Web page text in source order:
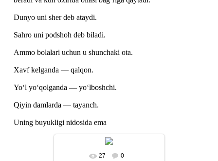
Dunyo uni sher deb ataydi.
Sahro uni podshoh deb biladi.
Ammo bolalari uchun u shunchaki ota.
Xavf kelganda — qalqon.
Yo‘l yo‘qolganda — yo‘lboshchi.
Qiyin damlarda — tayanch.
Uning buyukligi nidosida ema
To'liq ko'rish-В реальном
27 0